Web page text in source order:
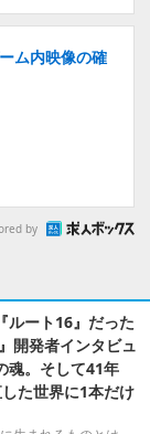
ム内映像の確
by
ルート16』だった
開発者インタビュ
魂。そして41年
た世界に1本だけ